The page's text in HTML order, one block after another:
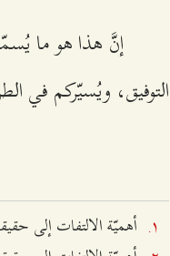
إنَّ هذا هو ما
التوفيق، ويُسيّركم في
أهميّة الالتفات إلى